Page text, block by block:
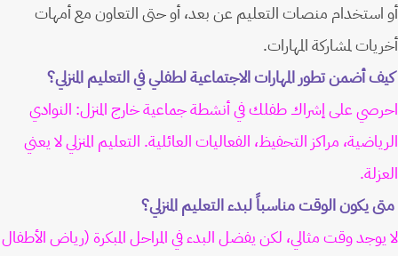
أو استخدام منصات التعليم عن بعد، أو حتى التعاون مع أمهات
أخريات لمشاركة المهارات.
كيف أضمن تطور المهارات الاجتماعية لطفلي في التعليم المنزلي؟
احرصي على إشراك طفلك في أنشطة جماعية خارج المنزل: النوادي
الرياضية، مراكز التحفيظ، الفعاليات العائلية. التعليم المنزلي لا يعني
العزلة.
متى يكون الوقت مناسباً لبدء التعليم المنزلي؟
لا يوجد وقت مثالي، لكن يفضل البدء في المراحل المبكرة (رياض الأطفال